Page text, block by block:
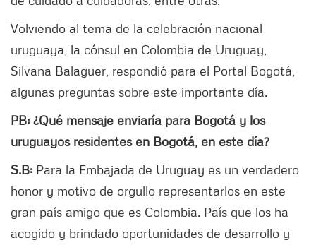
Volviendo al tema de la celebración nacional
uruguaya, la cónsul en Colombia de Uruguay,
Silvana Balaguer, respondió para el Portal Bogotá,
algunas preguntas sobre este importante día.
PB: ¿Qué mensaje enviaría para Bogotá y los
uruguayos residentes en Bogotá, en este día?
S.B: Para la Embajada de Uruguay es un verdadero
honor y motivo de orgullo representarlos en este
gran país amigo que es Colombia. País que los ha
acogido y brindado oportunidades de desarrollo y